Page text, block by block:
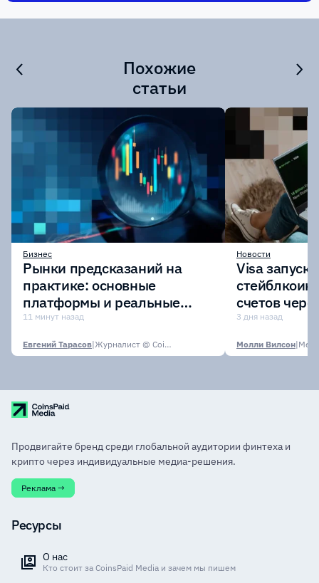
Похожие
статьи
Бизнес
Рынки предсказаний на
практике: основные
платформы и реальные
кейсы
11 минут назад
Евгений Тарасов| Журналист @ CoinsPaid Media
Новости
Visa
счетов
3 дня назад
Молли Вилсон|
Продвигайте бренд среди глобальной аудитории финтеха и
крипто через индивидуальные медиа-решения.
Реклама →
Ресурсы
О нас
Кто стоит за CoinsPaid Media и зачем мы пишем